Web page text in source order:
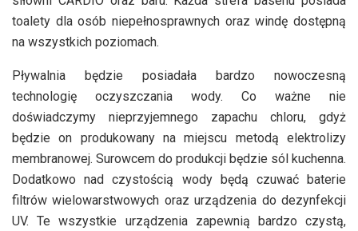
toalety dla osób niepełnosprawnych oraz windę dostępną
na wszystkich poziomach.
Pływalnia będzie posiadała bardzo nowoczesną
technologię oczyszczania wody. Co ważne nie
doświadczymy nieprzyjemnego zapachu chloru, gdyż
będzie on produkowany na miejscu metodą elektrolizy
membranowej. Surowcem do produkcji będzie sól kuchenna.
Dodatkowo nad czystością wody będą czuwać baterie
filtrów wielowarstwowych oraz urządzenia do dezynfekcji
UV. Te wszystkie urządzenia zapewnią bardzo czystą,